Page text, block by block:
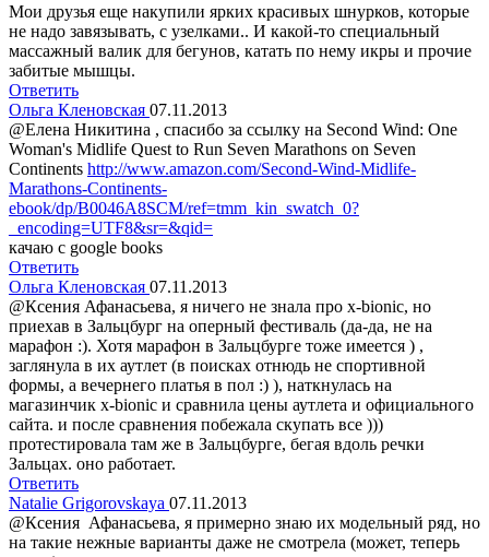
Мои друзья еще накупили ярких красивых шнурков, которые
не надо завязывать, с узелками.. И какой-то специальный
массажный валик для бегунов, катать по нему икры и прочие
забитые мышцы.
Ответить
Ольга Кленовская 07.11.2013
@Елена Никитина , спасибо за ссылку на Second Wind: One
Woman's Midlife Quest to Run Seven Marathons on Seven
Continents http://www.amazon.com/Second-Wind-Midlife-
Marathons-Continents-
ebook/dp/B0046A8SCM/ref=tmm_kin_swatch_0?
_encoding=UTF8&sr=&qid=
качаю с google books
Ответить
Ольга Кленовская 07.11.2013
@Ксения Афанасьева, я ничего не знала про x-bionic, но
приехав в Зальцбург на оперный фестиваль (да-да, не на
марафон :). Хотя марафон в Зальцбурге тоже имеется ) ,
заглянула в их аутлет (в поисках отнюдь не спортивной
формы, а вечернего платья в пол :) ), наткнулась на
магазинчик x-bionic и сравнила цены аутлета и официального
сайта. и после сравнения побежала скупать все )))
протестировала там же в Зальцбурге, бегая вдоль речки
Зальцах. оно работает.
Ответить
Natalie Grigorovskaya 07.11.2013
@Ксения Афанасьева, я примерно знаю их модельный ряд, но
на такие нежные варианты даже не смотрела (может, теперь